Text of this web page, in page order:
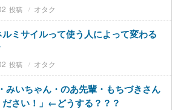
オタク
ミサイルって使う人によって変わる
オタク
みいちゃん・のあ先輩・もちづきさん
ださい！」←どうする？？？